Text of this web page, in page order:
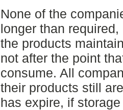
None of the
longer than
the products
not after the point
consume. All
their products still
has expire, if